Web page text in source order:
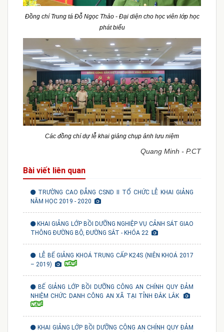
Đồng chí Trung tá Đỗ Ngọc Thảo - Đại diện cho học viên lớp học
phát biểu
Các đồng chí dự lễ khai giảng chụp ảnh lưu niệm
Quang Minh - P.CT
Bài viết liên quan
TRƯỜNG CAO ĐẲNG CSND II TỔ CHỨC LỄ KHAI GIẢNG
NĂM HỌC 2019 - 2020
KHAI GIẢNG LỚP BỒI DƯỠNG NGHIỆP VỤ CẢNH SÁT GIAO
THÔNG ĐƯỜNG BỘ, ĐƯỜNG SẮT - KHÓA 22
LỄ BẾ GIẢNG KHOÁ TRUNG CẤP K24S (NIÊN KHOÁ 2017
– 2019)
BẾ GIẢNG LỚP BỒI DƯỠNG CÔNG AN CHÍNH QUY ĐẢM
NHIỆM CHỨC DANH CÔNG AN XÃ TẠI TỈNH ĐẮK LẮK
KHAI GIẢNG LỚP BỒI DƯỠNG CÔNG AN CHÍNH QUY ĐẢM